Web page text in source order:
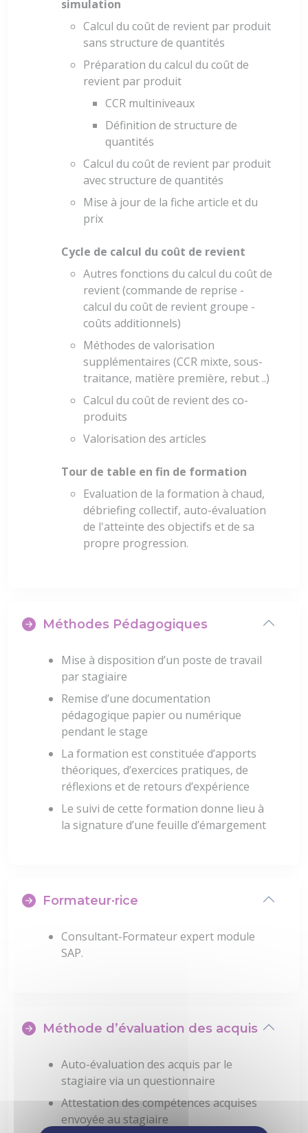
simulation
Calcul du coût de revient par produit
sans structure de quantités
Préparation du calcul du coût de
revient par produit
CCR multiniveaux
Définition de structure de
quantités
Calcul du coût de revient par produit
avec structure de quantités
Mise à jour de la fiche article et du
prix
Cycle de calcul du coût de revient
Autres fonctions du calcul du coût de
revient (commande de reprise -
calcul du coût de revient groupe -
coûts additionnels)
Méthodes de valorisation
supplémentaires (CCR mixte, sous-
traitance, matière première, rebut ..)
Calcul du coût de revient des co-
produits
Valorisation des articles
Tour de table en fin de formation
Evaluation de la formation à chaud,
débriefing collectif, auto-évaluation
de l'atteinte des objectifs et de sa
propre progression.
Méthodes Pédagogiques
Mise à disposition d’un poste de travail
par stagiaire
Remise d’une documentation
pédagogique papier ou numérique
pendant le stage
La formation est constituée d’apports
théoriques, d’exercices pratiques, de
réflexions et de retours d’expérience
Le suivi de cette formation donne lieu à
la signature d’une feuille d’émargement
Formateur·rice
Consultant-Formateur expert module
SAP.
Méthode d’évaluation des acquis
Auto-évaluation des acquis par le
stagiaire via un questionnaire
Attestation des compétences acquises
envoyée au stagiaire